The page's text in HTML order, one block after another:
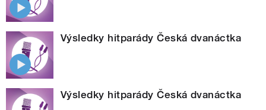
Výsledky hitparády Česká dvanáctka
Výsledky hitparády Česká dvanáctka